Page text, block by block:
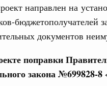
направлен на
бюджетополучателей
документов
поправки
закона №699828-
30 июля, четверг
совершит
округ